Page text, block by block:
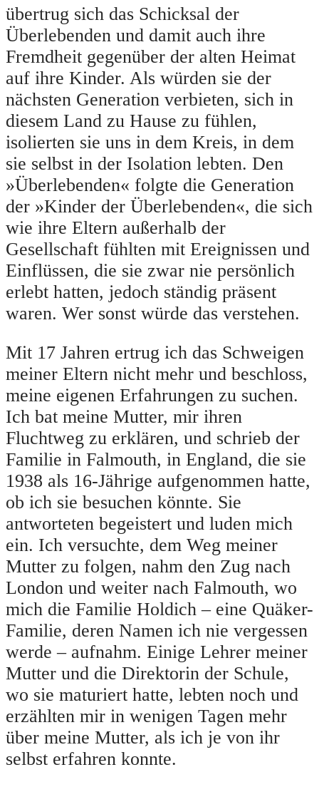
übertrug sich das Schicksal der
Überlebenden und damit auch ihre
Fremdheit gegenüber der alten Heimat
auf ihre Kinder. Als würden sie der
nächsten Generation verbieten, sich in
diesem Land zu Hause zu fühlen,
isolierten sie uns in dem Kreis, in dem
sie selbst in der Isolation lebten. Den
»Überlebenden« folgte die Generation
der »Kinder der Überlebenden«, die sich
wie ihre Eltern außerhalb der
Gesellschaft fühlten mit Ereignissen und
Einflüssen, die sie zwar nie persönlich
erlebt hatten, jedoch ständig präsent
waren. Wer sonst würde das verstehen.
Mit 17 Jahren ertrug ich das Schweigen
meiner Eltern nicht mehr und beschloss,
meine eigenen Erfahrungen zu suchen.
Ich bat meine Mutter, mir ihren
Fluchtweg zu erklären, und schrieb der
Familie in Falmouth, in England, die sie
1938 als 16-Jährige aufgenommen hatte,
ob ich sie besuchen könnte. Sie
antworteten begeistert und luden mich
ein. Ich versuchte, dem Weg meiner
Mutter zu folgen, nahm den Zug nach
London und weiter nach Falmouth, wo
mich die Familie Holdich – eine Quäker-
Familie, deren Namen ich nie vergessen
werde – aufnahm. Einige Lehrer meiner
Mutter und die Direktorin der Schule,
wo sie maturiert hatte, lebten noch und
erzählten mir in wenigen Tagen mehr
über meine Mutter, als ich je von ihr
selbst erfahren konnte.